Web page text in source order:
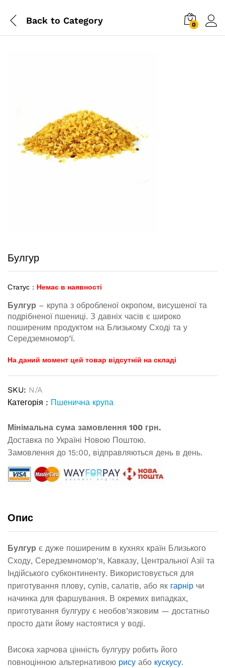
Back to Category 0
Булгур
Статус : Немає в наявності
Булгур – крупа з обробленої окропом, висушеної та
подрібненої пшениці. З давніх часів є широко
поширеним продуктом на Близькому Сході та у
Середземномор’ї.
На даний момент цей товар відсутній на складі
SKU: N/A
Категорія : Пшенична крупа
Мінімальна сума замовлення 100 грн.
Доставка по Україні Новою Поштою.
Замовлення до 15:00, відправляються день в день.
Опис
Булгур є дуже поширеним в кухнях країн Близького
Сходу, Середземномор’я, Кавказу, Центральної Азії та
Індійського субконтиненту. Використовується для
приготування плову, супів, салатів, або як гарнір чи
начинка для фаршування. В окремих випадках,
приготування булгуру є необов’язковим — достатньо
просто дати йому настоятися у воді.
Висока харчова цінність булгуру робить його
повноцінною альтернативою рису або кускусу.